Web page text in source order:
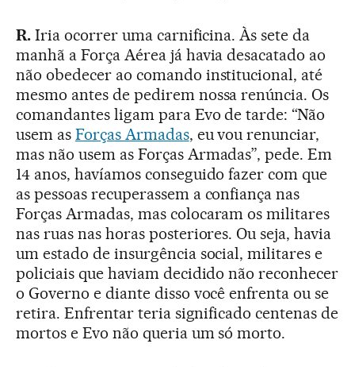
R.Iria ocorrer uma carnificina. Às sete da
manhã a Força Aérea já havia desacatado ao
não obedecer ao comando institucional, até
mesmo antes de pedirem nossa renúncia. Os
comandantes ligam para Evo de tarde: “Não
usem as Forças Armadas, eu vou renunciar,
mas não usem as Forças Armadas”, pede. Em
14 anos, havíamos conseguido fazer com que
as pessoas recuperassem a confiança nas
Forças Armadas, mas colocaram os militares
nas ruas nas horas posteriores. Ou seja, havia
um estado de insurgência social, militares e
policiais que haviam decidido não reconhecer
o Governo e diante disso você enfrenta ou se
retira. Enfrentar teria significado centenas de
mortos e Evo não queria um só morto.